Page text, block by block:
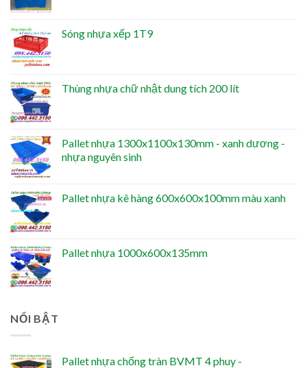
Sóng nhựa xếp 1T9
Thùng nhựa chữ nhật dung tích 200 lít
Pallet nhựa 1300x1100x130mm - xanh dương -
nhựa nguyên sinh
Pallet nhựa kê hàng 600x600x100mm màu xanh
Pallet nhựa 1000x600x135mm
NỔI BẬT
Pallet nhựa chống tràn BVMT 4 phuy -